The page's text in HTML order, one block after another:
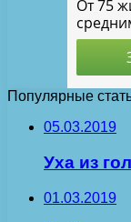
Популярные
05.03.2019
Уха из
01.03.2019